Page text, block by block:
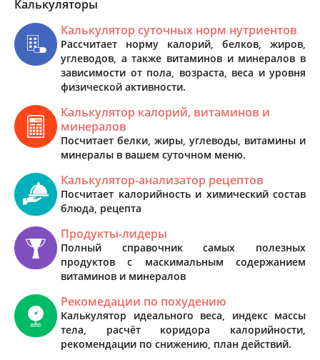
Калькуляторы
Калькулятор суточных норм нутриентов
Рассчитает норму калорий, белков, жиров,
углеводов, а также витаминов и минералов в
зависимости от пола, возраста, веса и уровня
физической активности.
Калькулятор калорий, витаминов и
минералов
Посчитает белки, жиры, углеводы, витамины и
минералы в вашем суточном меню.
Калькулятор-анализатор рецептов
Посчитает калорийность и химический состав
блюда, рецепта
Продукты-лидеры
Полный справочник самых полезных
продуктов с маскимальным содержанием
витаминов и минералов
Рекомедации по похудению
Калькулятор идеального веса, индекс массы
тела, расчёт коридора калорийности,
рекомендации по снижению, план действий.